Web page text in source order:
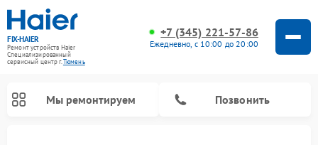
FIX-HAIER
Ремонт устройств Haier
Специализированный
cервисный центр г.Тюмень
+7 (345) 221-57-86
Ежедневно, с 10:00 до 20:00
Мы ремонтируем Позвонить